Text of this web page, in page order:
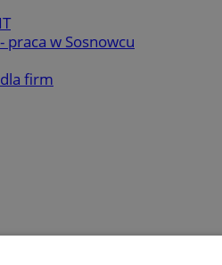
praca w Sosnowcu
firm